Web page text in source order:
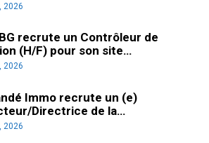
2026
recrute un Contrôleur de
(H/F) pour son site…
2026
Immo recrute un (e)
Directrice de la…
2026